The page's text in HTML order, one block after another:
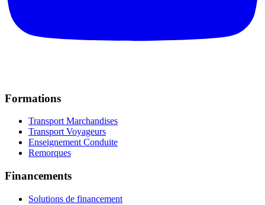
Formations
Transport Marchandises
Transport Voyageurs
Enseignement Conduite
Remorques
Financements
Solutions de financement